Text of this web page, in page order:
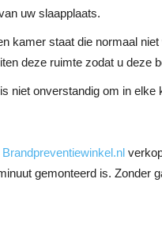
uw slaapplaats.
kamer staat die normaal
deze ruimte zodat u deze
niet onverstandig om in
Brandpreventiewinkel.nl
gemonteerd is. Zonder